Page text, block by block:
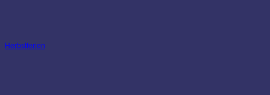
Herbstferien